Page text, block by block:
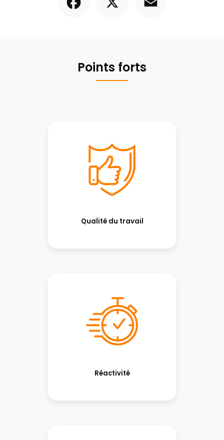
Points forts
Qualité du travail
Réactivité